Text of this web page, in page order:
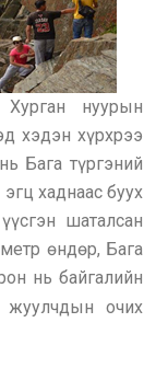
нуурын
хэдэн хүрхрээ
Бага түргэний
хаднаас буух
шаталсан
өндөр, Бага
нь байгалийн
жуулчдын очих